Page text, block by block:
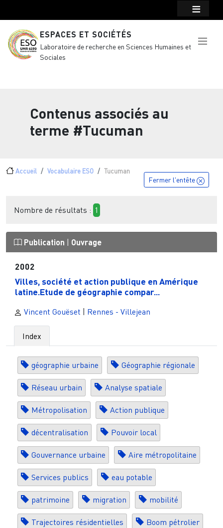
ESPACES ET SOCIÉTÉS
Laboratoire de recherche en Sciences Humaines et
Sociales
Contenus associés au
terme #Tucuman
Fil d'Ariane
Accueil Vocabulaire ESO Tucuman
Fermer l'entête
Nombre de résultats : 1
Publication Ouvrage
2002
Villes, société et action publique en Amérique
latine.Etude de géographie compar...
Vincent Gouëset | Rennes - Villejean
Index
géographie urbaine Géographie régionale
Réseau urbain Analyse spatiale
Métropolisation Action publique
décentralisation Pouvoir local
Gouvernance urbaine Aire métropolitaine
Services publics eau potable
patrimoine migration mobilité
Trajectoires résidentielles Boom pétrolier